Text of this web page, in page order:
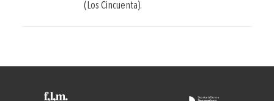
(Los Cincuenta).